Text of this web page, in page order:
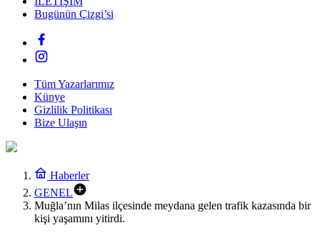
Bugünün Çizgi’si
Tüm Yazarlarımız
Künye
Gizlilik Politikası
Bize Ulaşın
Haberler
GENEL
Muğla’nın Milas ilçesinde meydana gelen trafik kazasında bir
kişi yaşamını yitirdi.